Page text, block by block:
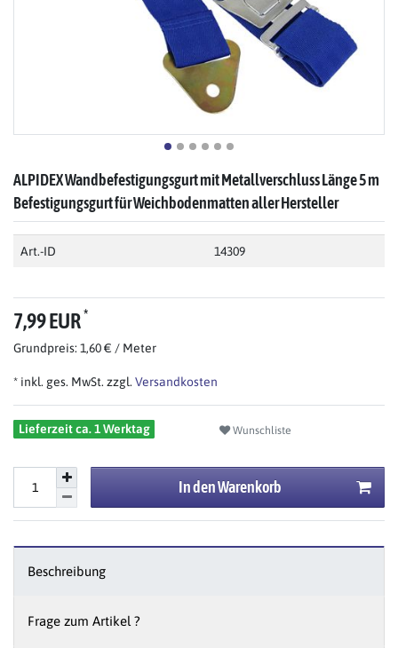
ALPIDEX Wandbefestigungsgurt mit Metallverschluss Länge 5 m
Befestigungsgurt für Weichbodenmatten aller Hersteller
Art.-ID 14309
7,99 EUR*
Grundpreis: 1,60 € / Meter
* inkl. ges. MwSt. zzgl. Versandkosten
Lieferzeit ca. 1 Werktag Wunschliste
In den Warenkorb
Beschreibung
Frage zum Artikel ?